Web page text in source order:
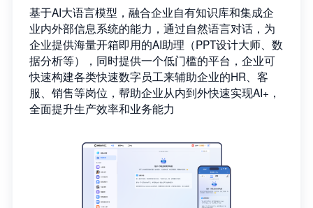
基于AI大语言模型，融合企业自有知识库和集成企
业内外部信息系统的能力，通过自然语言对话，为
企业提供海量开箱即用的AI助理（PPT设计大师、数
据分析等），同时提供一个低门槛的平台，企业可
快速构建各类快速数字员工来辅助企业的HR、客
服、销售等岗位，帮助企业从内到外快速实现AI+，
全面提升生产效率和业务能力